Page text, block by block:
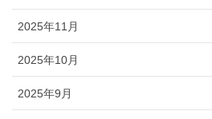
2025年11月
2025年10月
2025年9月